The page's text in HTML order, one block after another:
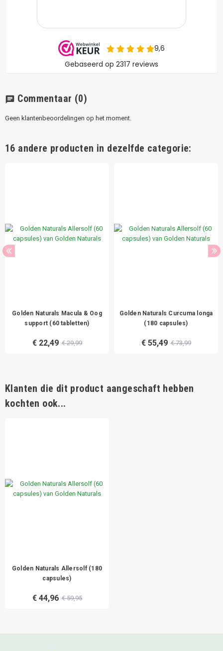
chat Commentaar (0)
Geen klantenbeoordelingen op het moment.
16 andere producten in dezelfde categorie:
Golden Naturals Macula & Oog
support (60 tabletten)
€ 22,49 € 29,99
Golden Naturals Curcuma longa
(180 capsules)
€ 55,49 € 73,99
Klanten die dit product aangeschaft hebben
kochten ook...
Golden Naturals Allersolf (180
capsules)
€ 44,96 € 59,95